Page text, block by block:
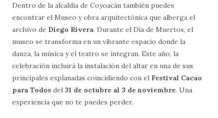
Dentro de la alcaldía de Coyoacán también puedes
encontrar el Museo y obra arquitectónica que alberga el
archivo de Diego Rivera. Durante el Día de Muertos, el
museo se transforma en un vibrante espacio donde la
danza, la música y el teatro se integran. Este año, la
celebración incluirá la instalación del altar en una de sus
principales explanadas coincidiendo con el Festival Cacao
para Todos del 31 de octubre al 3 de noviembre. Una
experiencia que no te puedes perder.